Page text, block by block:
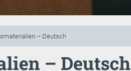
– Deutsch
– Deutsch